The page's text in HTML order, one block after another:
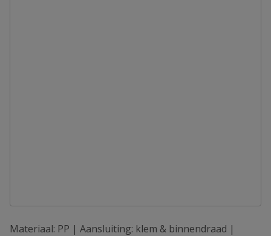
Materiaal: PP | Aansluiting: klem & binnendraad |